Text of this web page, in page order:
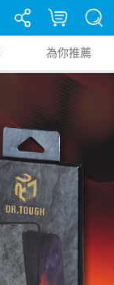
為你推薦